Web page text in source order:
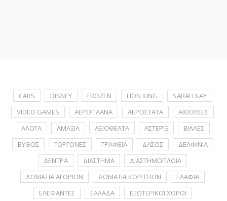
CARS DISNEY FROZEN LION KING
SARAH KAY
VIDEO GAMES
ΑΕΡΟΠΛΑΝΑ ΑΕΡΟΣΤΑΤΑ
ΑΙΘΟΥΣΕΣ
ΑΛΟΓΑ
ΑΜΑΞΙΑ ΑΞΙΟΘΕΑΤΑ ΑΣΤΕΡΙΞ
ΒΙΛΛΕΣ
ΒΥΘΟΣ
ΓΟΡΓΟΝΕΣ ΓΡΑΦΕΙΑ ΔΑΣΟΣ
ΔΕΛΦΙΝΙΑ
ΔΕΝΤΡΑ
ΔΙΑΣΤΗΜΑ
ΔΙΑΣΤΗΜΟΠΛΟΙΑ
ΔΩΜΑΤΙΑ ΑΓΟΡΙΩΝ
ΔΩΜΑΤΙΑ ΚΟΡΙΤΣΙΩΝ
ΕΛΑΦΙΑ
ΕΛΕΦΑΝΤΕΣ
ΕΛΛΑΔΑ
ΕΞΩΤΕΡΙΚΟΙ ΧΩΡΟΙ